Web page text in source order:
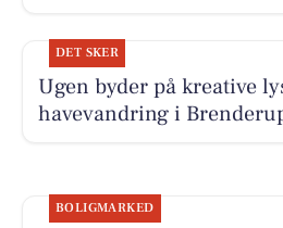
DET SKER
Ugen byder på kreative
havevandring i
BOLIGMARKED